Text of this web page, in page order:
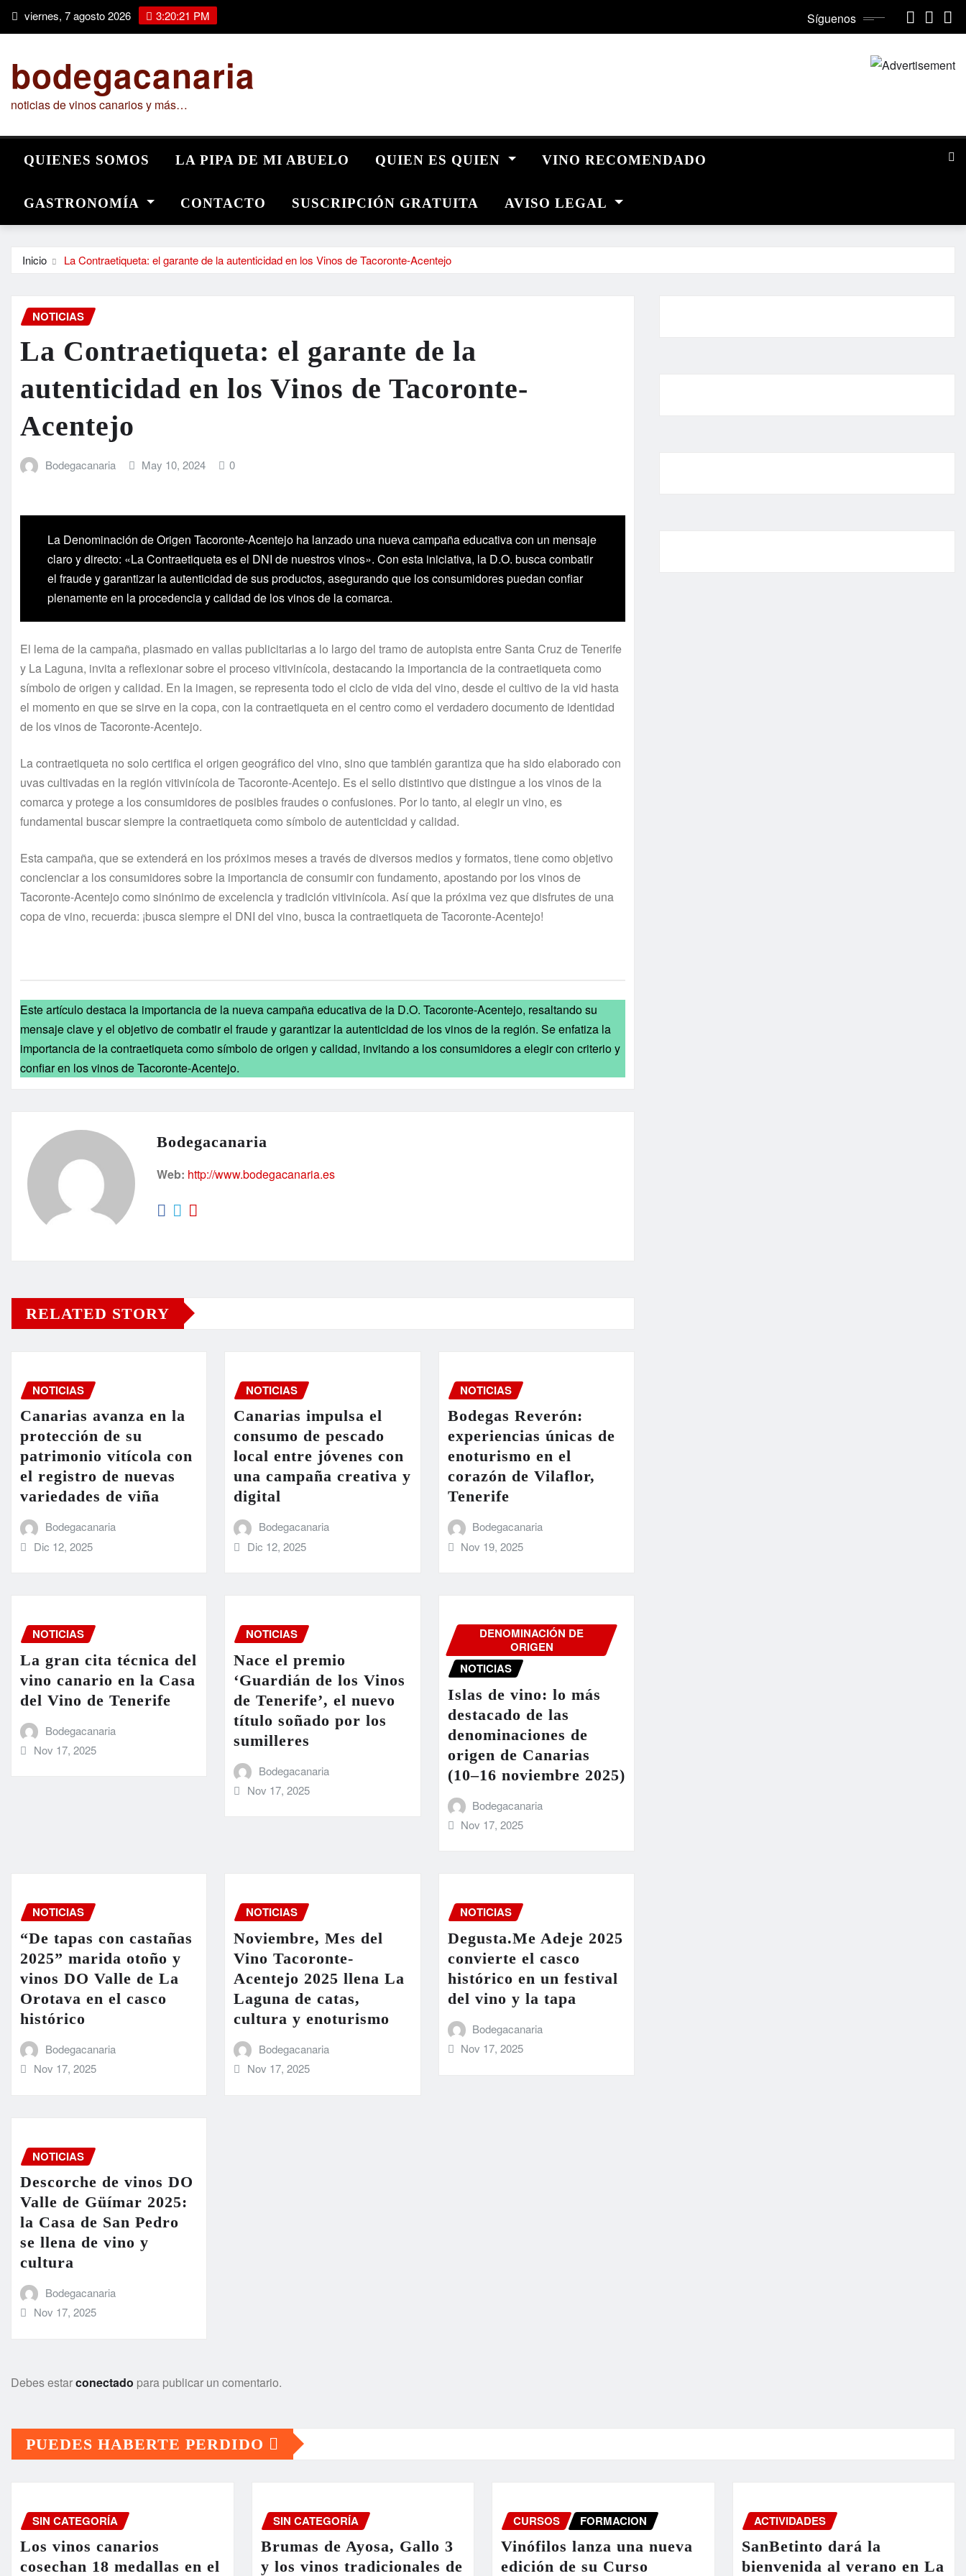
Saltar viernes, 7 agosto 2026 3:20:22 PM Síguenos
bodegacanaria
noticias de vinos canarios y más…
QUIENES SOMOS LA PIPA DE MI ABUELO QUIEN ES QUIEN VINO RECOMENDADO
GASTRONOMÍA CONTACTO SUSCRIPCIÓN GRATUITA AVISO LEGAL
Inicio La Contraetiqueta: el garante de la autenticidad en los Vinos de Tacoronte-Acentejo
NOTICIAS
La Contraetiqueta: el garante de la
autenticidad en los Vinos de Tacoronte-
Acentejo
Bodegacanaria May 10, 2024 0
La Denominación de Origen Tacoronte-Acentejo ha lanzado una nueva campaña educativa con un mensaje
claro y directo: «La Contraetiqueta es el DNI de nuestros vinos». Con esta iniciativa, la D.O. busca combatir
el fraude y garantizar la autenticidad de sus productos, asegurando que los consumidores puedan confiar
plenamente en la procedencia y calidad de los vinos de la comarca.
El lema de la campaña, plasmado en vallas publicitarias a lo largo del tramo de autopista entre Santa Cruz de Tenerife
y La Laguna, invita a reflexionar sobre el proceso vitivinícola, destacando la importancia de la contraetiqueta como
símbolo de origen y calidad. En la imagen, se representa todo el ciclo de vida del vino, desde el cultivo de la vid hasta
el momento en que se sirve en la copa, con la contraetiqueta en el centro como el verdadero documento de identidad
de los vinos de Tacoronte-Acentejo.
La contraetiqueta no solo certifica el origen geográfico del vino, sino que también garantiza que ha sido elaborado con
uvas cultivadas en la región vitivinícola de Tacoronte-Acentejo. Es el sello distintivo que distingue a los vinos de la
comarca y protege a los consumidores de posibles fraudes o confusiones. Por lo tanto, al elegir un vino, es
fundamental buscar siempre la contraetiqueta como símbolo de autenticidad y calidad.
Esta campaña, que se extenderá en los próximos meses a través de diversos medios y formatos, tiene como objetivo
concienciar a los consumidores sobre la importancia de consumir con fundamento, apostando por los vinos de
Tacoronte-Acentejo como sinónimo de excelencia y tradición vitivinícola. Así que la próxima vez que disfrutes de una
copa de vino, recuerda: ¡busca siempre el DNI del vino, busca la contraetiqueta de Tacoronte-Acentejo!
Este artículo destaca la importancia de la nueva campaña educativa de la D.O. Tacoronte-Acentejo, resaltando su
mensaje clave y el objetivo de combatir el fraude y garantizar la autenticidad de los vinos de la región. Se enfatiza la
importancia de la contraetiqueta como símbolo de origen y calidad, invitando a los consumidores a elegir con criterio y
confiar en los vinos de Tacoronte-Acentejo.
Bodegacanaria
Web: http://www.bodegacanaria.es
RELATED STORY
NOTICIAS
Canarias avanza en la
protección de su
patrimonio vitícola con
el registro de nuevas
variedades de viña
Bodegacanaria
Dic 12, 2025
NOTICIAS
Canarias impulsa el
consumo de pescado
local entre jóvenes con
una campaña creativa y
digital
Bodegacanaria
Dic 12, 2025
NOTICIAS
Bodegas Reverón:
experiencias únicas de
enoturismo en el
corazón de Vilaflor,
Tenerife
Bodegacanaria
Nov 19, 2025
NOTICIAS
La gran cita técnica del
vino canario en la Casa
del Vino de Tenerife
Bodegacanaria
Nov 17, 2025
NOTICIAS
Nace el premio
‘Guardián de los Vinos
de Tenerife’, el nuevo
título soñado por los
sumilleres
Bodegacanaria
Nov 17, 2025
DENOMINACIÓN DE
ORIGEN
NOTICIAS
Islas de vino: lo más
destacado de las
denominaciones de
origen de Canarias
(10–16 noviembre 2025)
Bodegacanaria
Nov 17, 2025
NOTICIAS
“De tapas con castañas
2025” marida otoño y
vinos DO Valle de La
Orotava en el casco
histórico
Bodegacanaria
Nov 17, 2025
NOTICIAS
Noviembre, Mes del
Vino Tacoronte-
Acentejo 2025 llena La
Laguna de catas,
cultura y enoturismo
Bodegacanaria
Nov 17, 2025
NOTICIAS
Degusta.Me Adeje 2025
convierte el casco
histórico en un festival
del vino y la tapa
Bodegacanaria
Nov 17, 2025
NOTICIAS
Descorche de vinos DO
Valle de Güímar 2025:
la Casa de San Pedro
se llena de vino y
cultura
Bodegacanaria
Nov 17, 2025
Debes estarconectado para publicar un comentario.
PUEDES HABERTE PERDIDO
SIN CATEGORÍA
Los vinos canarios
cosechan 18 medallas en el
SIN CATEGORÍA
Brumas de Ayosa, Gallo 3
y los vinos tradicionales de
CURSOS FORMACION
Vinófilos lanza una nueva
edición de su Curso
ACTIVIDADES
SanBetinto dará la
bienvenida al verano en La